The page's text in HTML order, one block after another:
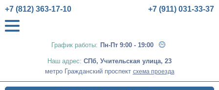
График работы: Пн-Пт 9:00 - 19:00
+7 (812) 363-17-10 +7 (911) 031-33-37
Наш адрес: СПб, Учительская улица, 23
метро Гражданский проспект схема проезда